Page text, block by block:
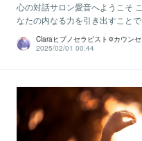
心の対話サロン愛音へようこそ
なたの内なる力を引き出すこと
Claraヒプノセラピスト✡カウン
2025/02/01 00:44